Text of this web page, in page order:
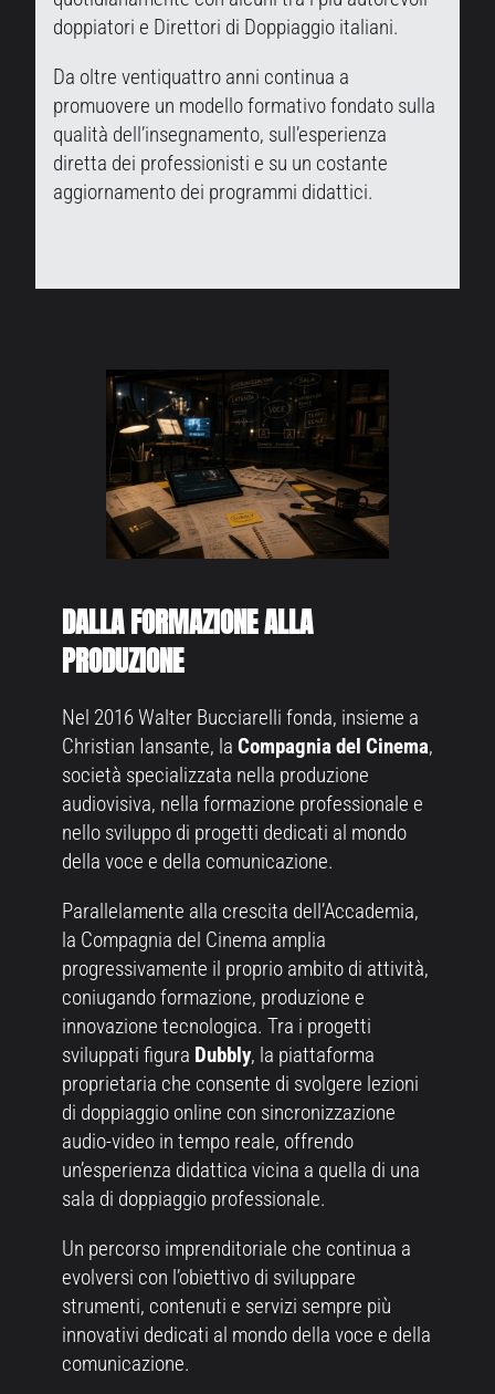
doppiatori e Direttori di Doppiaggio italiani.
Da oltre ventiquattro anni continua a
promuovere un modello formativo fondato sulla
qualità dell’insegnamento, sull’esperienza
diretta dei professionisti e su un costante
aggiornamento dei programmi didattici.
DALLA FORMAZIONE ALLA
PRODUZIONE
Nel 2016 Walter Bucciarelli fonda, insieme a
Christian Iansante, la Compagnia del Cinema,
società specializzata nella produzione
audiovisiva, nella formazione professionale e
nello sviluppo di progetti dedicati al mondo
della voce e della comunicazione.
Parallelamente alla crescita dell’Accademia,
la Compagnia del Cinema amplia
progressivamente il proprio ambito di attività,
coniugando formazione, produzione e
innovazione tecnologica. Tra i progetti
sviluppati figura Dubbly, la piattaforma
proprietaria che consente di svolgere lezioni
di doppiaggio online con sincronizzazione
audio-video in tempo reale, offrendo
un’esperienza didattica vicina a quella di una
sala di doppiaggio professionale.
Un percorso imprenditoriale che continua a
evolversi con l’obiettivo di sviluppare
strumenti, contenuti e servizi sempre più
innovativi dedicati al mondo della voce e della
comunicazione.